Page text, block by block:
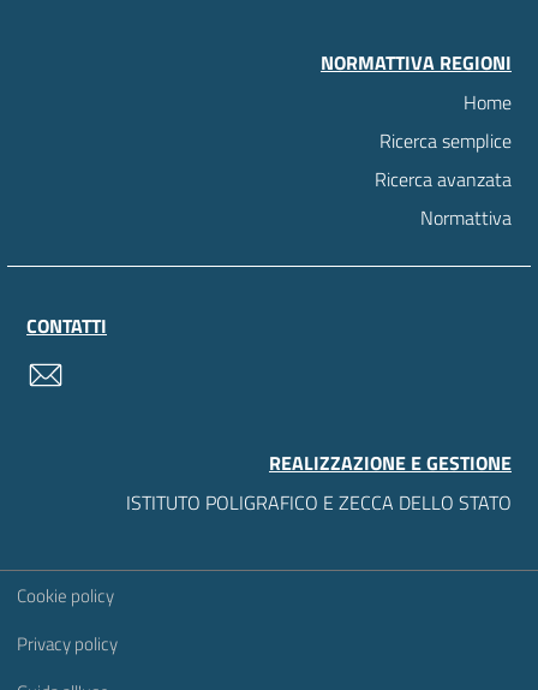
NORMATTIVA REGIONI
Home
Ricerca semplice
Ricerca avanzata
Normattiva
CONTATTI
REALIZZAZIONE E GESTIONE
ISTITUTO POLIGRAFICO E ZECCA DELLO STATO
Sezione Link Utili
Cookie policy
Privacy policy